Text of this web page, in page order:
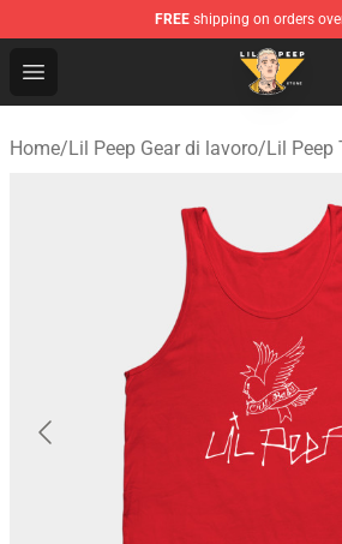
FREE shipping on orders
Open menu
Lil Peep Store - Official Lil Peep
Home/Lil Peep Gear di lavoro/Lil Peep